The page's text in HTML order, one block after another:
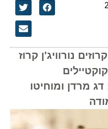
נורוויג'ן קרוז
מרדן ומוחיטו